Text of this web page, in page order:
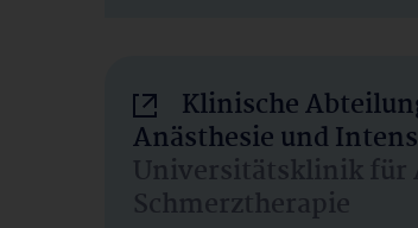
Klinische
Anästhesie und
Universitätsklinik für
Schmerztherapie